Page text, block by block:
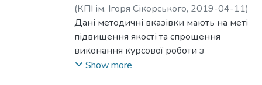
радіоприймального пристрою.
(КПІ ім. Ігоря Сікорського, 2019-04-11)
Смирнов, Володимир Павлович
Дані методичні вказівки мають на меті
підвищення якості та спрощення
виконання курсової роботи з
дисципліни «Засоби приймання і
Show more